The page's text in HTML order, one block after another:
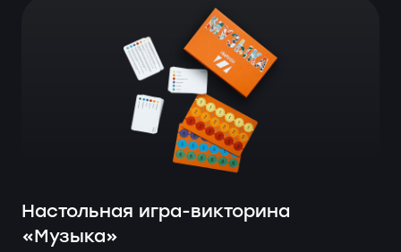
Настольная игра-викторина
«Музыка»